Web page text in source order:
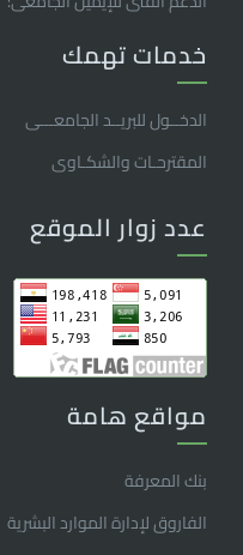
خدمات تهمك
الدخــول للبريــد الجامعـــى
المقترحـات والشكـاوى
عدد زوار الموقع
مواقع هامة
بنك المعرفة
الفاروق ﻹدارة الموارد البشرية